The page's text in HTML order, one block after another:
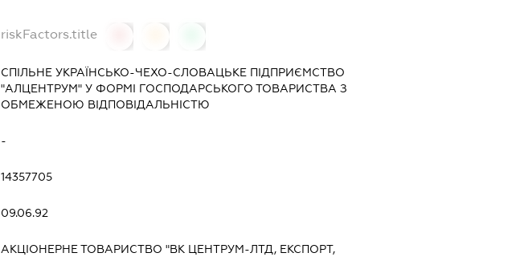
riskFactors.title
СПІЛЬНЕ УКРАЇНСЬКО-ЧЕХО-СЛОВАЦЬКЕ ПІДПРИЄМСТВО
"АЛЦЕНТРУМ" У ФОРМІ ГОСПОДАРСЬКОГО ТОВАРИСТВА З
ОБМЕЖЕНОЮ ВІДПОВІДАЛЬНІСТЮ
-
14357705
09.06.92
АКЦІОНЕРНЕ ТОВАРИСТВО "ВК ЦЕНТРУМ-ЛТД, ЕКСПОРТ,